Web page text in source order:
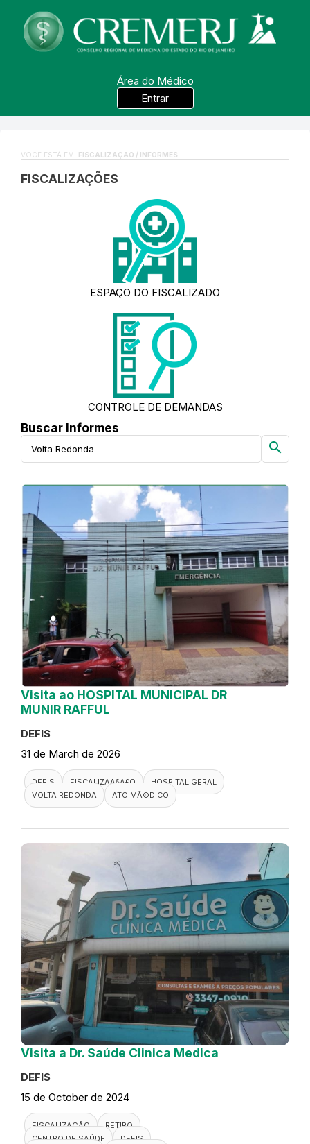
Área do Médico
Entrar
VOCÊ ESTÁ EM: FISCALIZAÇÃO / INFORMES
FISCALIZAÇÕES
ESPAÇO DO FISCALIZADO
CONTROLE DE DEMANDAS
Buscar Informes
search
Visita ao HOSPITAL MUNICIPAL DR
MUNIR RAFFUL
DEFIS
31 de March de 2026
DEFIS FISCALIZAÃ§Ã£O
HOSPITAL GERAL
VOLTA REDONDA
ATO MÃ©DICO
Visita a Dr. Saúde Clinica Medica
DEFIS
15 de October de 2024
FISCALIZAÇÃO
RETIRO
CENTRO DE SAÚDE
DEFIS